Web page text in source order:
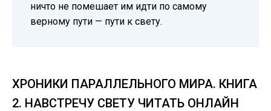
ничто не помешает им идти по самому
верному пути — пути к свету.
ХРОНИКИ ПАРАЛЛЕЛЬНОГО МИРА. КНИГА
2. НАВСТРЕЧУ СВЕТУ ЧИТАТЬ ОНЛАЙН